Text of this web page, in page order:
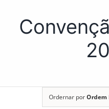
Ordernar porOrdem